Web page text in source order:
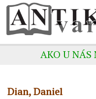
AKO U NÁS
Dian, Daniel